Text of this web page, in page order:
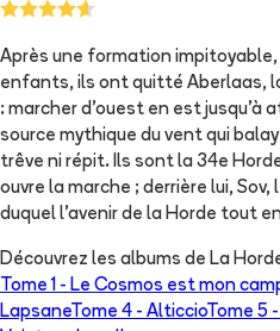
Après une formation
enfants, ils ont quitté Aberlaas,
: marcher d'ouest en est jusqu'à
source mythique du vent qui
trêve ni répit. Ils sont la 34e
ouvre la marche ; derrière lui,
duquel l'avenir de la Horde tout
Découvrez les albums de La
Tome 1 - Le Cosmos est mon
LapsaneTome 4 - AlticcioTome 5 -